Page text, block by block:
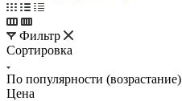
Фильтр
Сортировка
По популярности (возрастание)
Цена